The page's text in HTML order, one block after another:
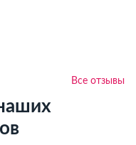
Все отзывы